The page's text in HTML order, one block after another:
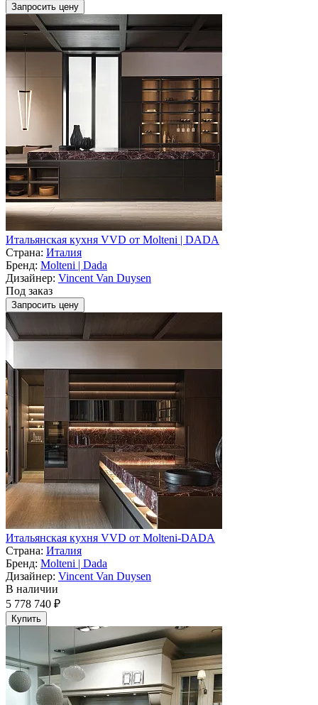
Запросить цену
Итальянская кухня VVD от Molteni | DADA
Страна: Италия
Бренд: Molteni | Dada
Дизайнер: Vincent Van Duysen
Под заказ
Запросить цену
Итальянская кухня VVD от Molteni-DADA
Страна: Италия
Бренд: Molteni | Dada
Дизайнер: Vincent Van Duysen
В наличии
5 778 740 ₽
Купить